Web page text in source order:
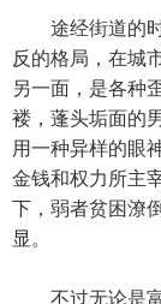
途经街道的时
反的格局，在城
另一面，是各种
褛，蓬头垢面的
用一种异样的眼
金钱和权力所主
下，弱者贫困潦
显。
不过无论是富